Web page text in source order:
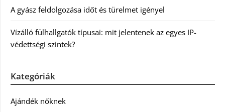
A gyász feldolgozása időt és türelmet igényel
Vízálló fülhallgatók típusai: mit jelentenek az egyes IP-
védettségi szintek?
Kategóriák
Ajándék nőknek